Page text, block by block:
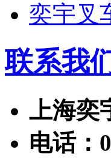
奕宇叉
联系我
上海奕
电话：